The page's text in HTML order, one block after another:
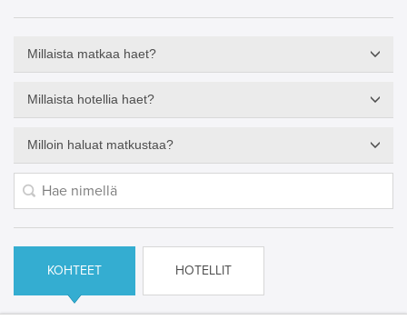
Millaista matkaa haet?
Millaista hotellia haet?
Milloin haluat matkustaa?
KOHTEET HOTELLIT